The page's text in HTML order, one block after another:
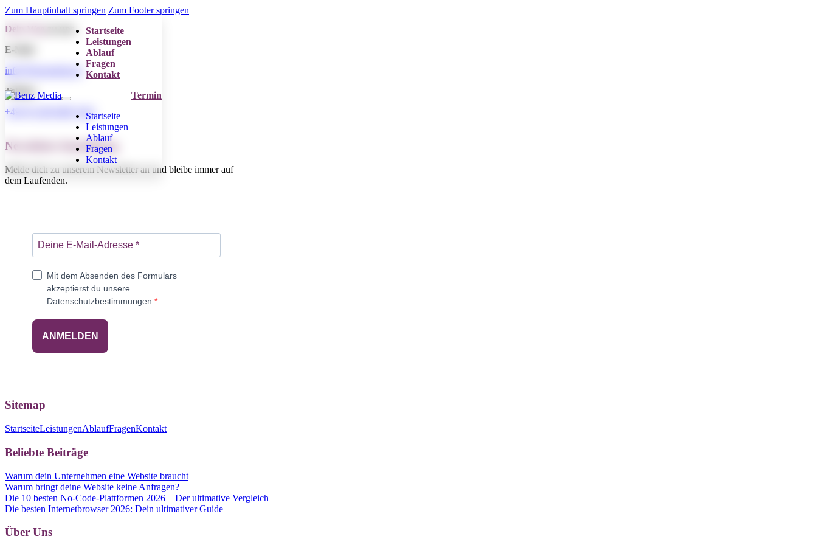
Zum Hauptinhalt springen Zum Footer springen
Startseite
Leistungen
Ablauf
Fragen
Kontakt
Startseite
Leistungen
Ablauf
Fragen
Kontakt
Termin
Dein Weg
zu uns.
E-Mail
info@benzmedia.de
Telefon
+49 (0) 228 9298 7442
Newsletter-Anmeldung
Melde dich zu unserem Newsletter an und bleibe immer auf
dem Laufenden.
Mit dem Absenden des Formulars
akzeptierst du unsere
Datenschutzbestimmungen.
ANMELDEN
Sitemap
StartseiteLeistungenAblaufFragenKontakt
Beliebte Beiträge
Warum dein Unternehmen eine Website braucht
Warum bringt deine Website keine Anfragen?
Die 10 besten No-Code-Plattformen 2026 – Der ultimative Vergleich
Die besten Internetbrowser 2026: Dein ultimativer Guide
Über Uns